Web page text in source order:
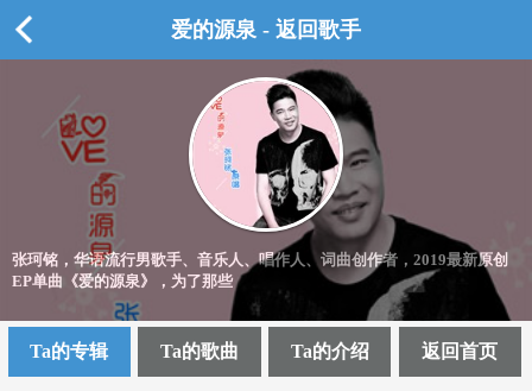
爱的源泉 - 返回歌手
张珂铭，华语流行男歌手、音乐人、唱作人、词曲创作者，2019最新原创
EP单曲《爱的源泉》，为了那些
Ta的专辑 Ta的歌曲 Ta的介绍 返回首页